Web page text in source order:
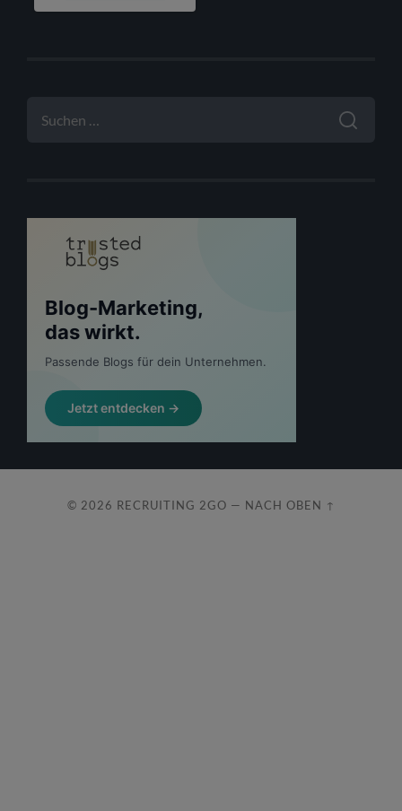
NACH:
© 2026 RECRUITING 2GO — NACH OBEN ↑